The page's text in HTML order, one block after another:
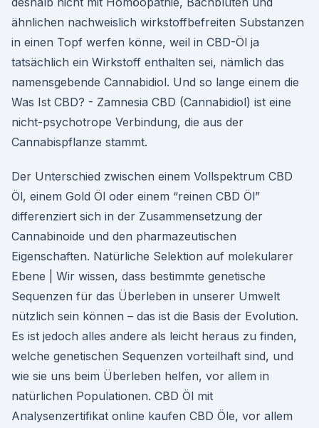
ähnlichen nachweislich wirkstoffbefreiten Substanzen
in einen Topf werfen könne, weil in CBD-Öl ja
tatsächlich ein Wirkstoff enthalten sei, nämlich das
namensgebende Cannabidiol. Und so lange einem die
Was Ist CBD? - Zamnesia CBD (Cannabidiol) ist eine
nicht-psychotrope Verbindung, die aus der
Cannabispflanze stammt.
Der Unterschied zwischen einem Vollspektrum CBD
Öl, einem Gold Öl oder einem “reinen CBD Öl”
differenziert sich in der Zusammensetzung der
Cannabinoide und den pharmazeutischen
Eigenschaften. Natürliche Selektion auf molekularer
Ebene | Wir wissen, dass bestimmte genetische
Sequenzen für das Überleben in unserer Umwelt
nützlich sein können – das ist die Basis der Evolution.
Es ist jedoch alles andere als leicht heraus zu finden,
welche genetischen Sequenzen vorteilhaft sind, und
wie sie uns beim Überleben helfen, vor allem in
natürlichen Populationen. CBD Öl mit
Analysenzertifikat online kaufen CBD Öle, vor allem